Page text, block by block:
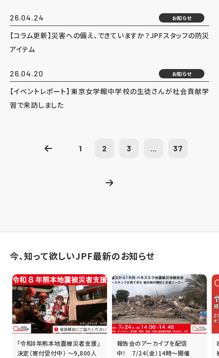
26.04.24 お知らせ
【コラム更新】災害への備え、できていますか？JPFスタッフの防災
アイテム
26.04.20 お知らせ
【イベントレポート】東京女学館中学校の生徒さんが社会貢献学
習で来訪しました
1 2 3 ... 37
今、知って欲しいJPF最新のお知らせ
「令和8年熊本地震被災者支援」
決定（寄付受付中） ～9,800人
報告会のアーカイブを配信
中！ 7/24（金）14時～開催